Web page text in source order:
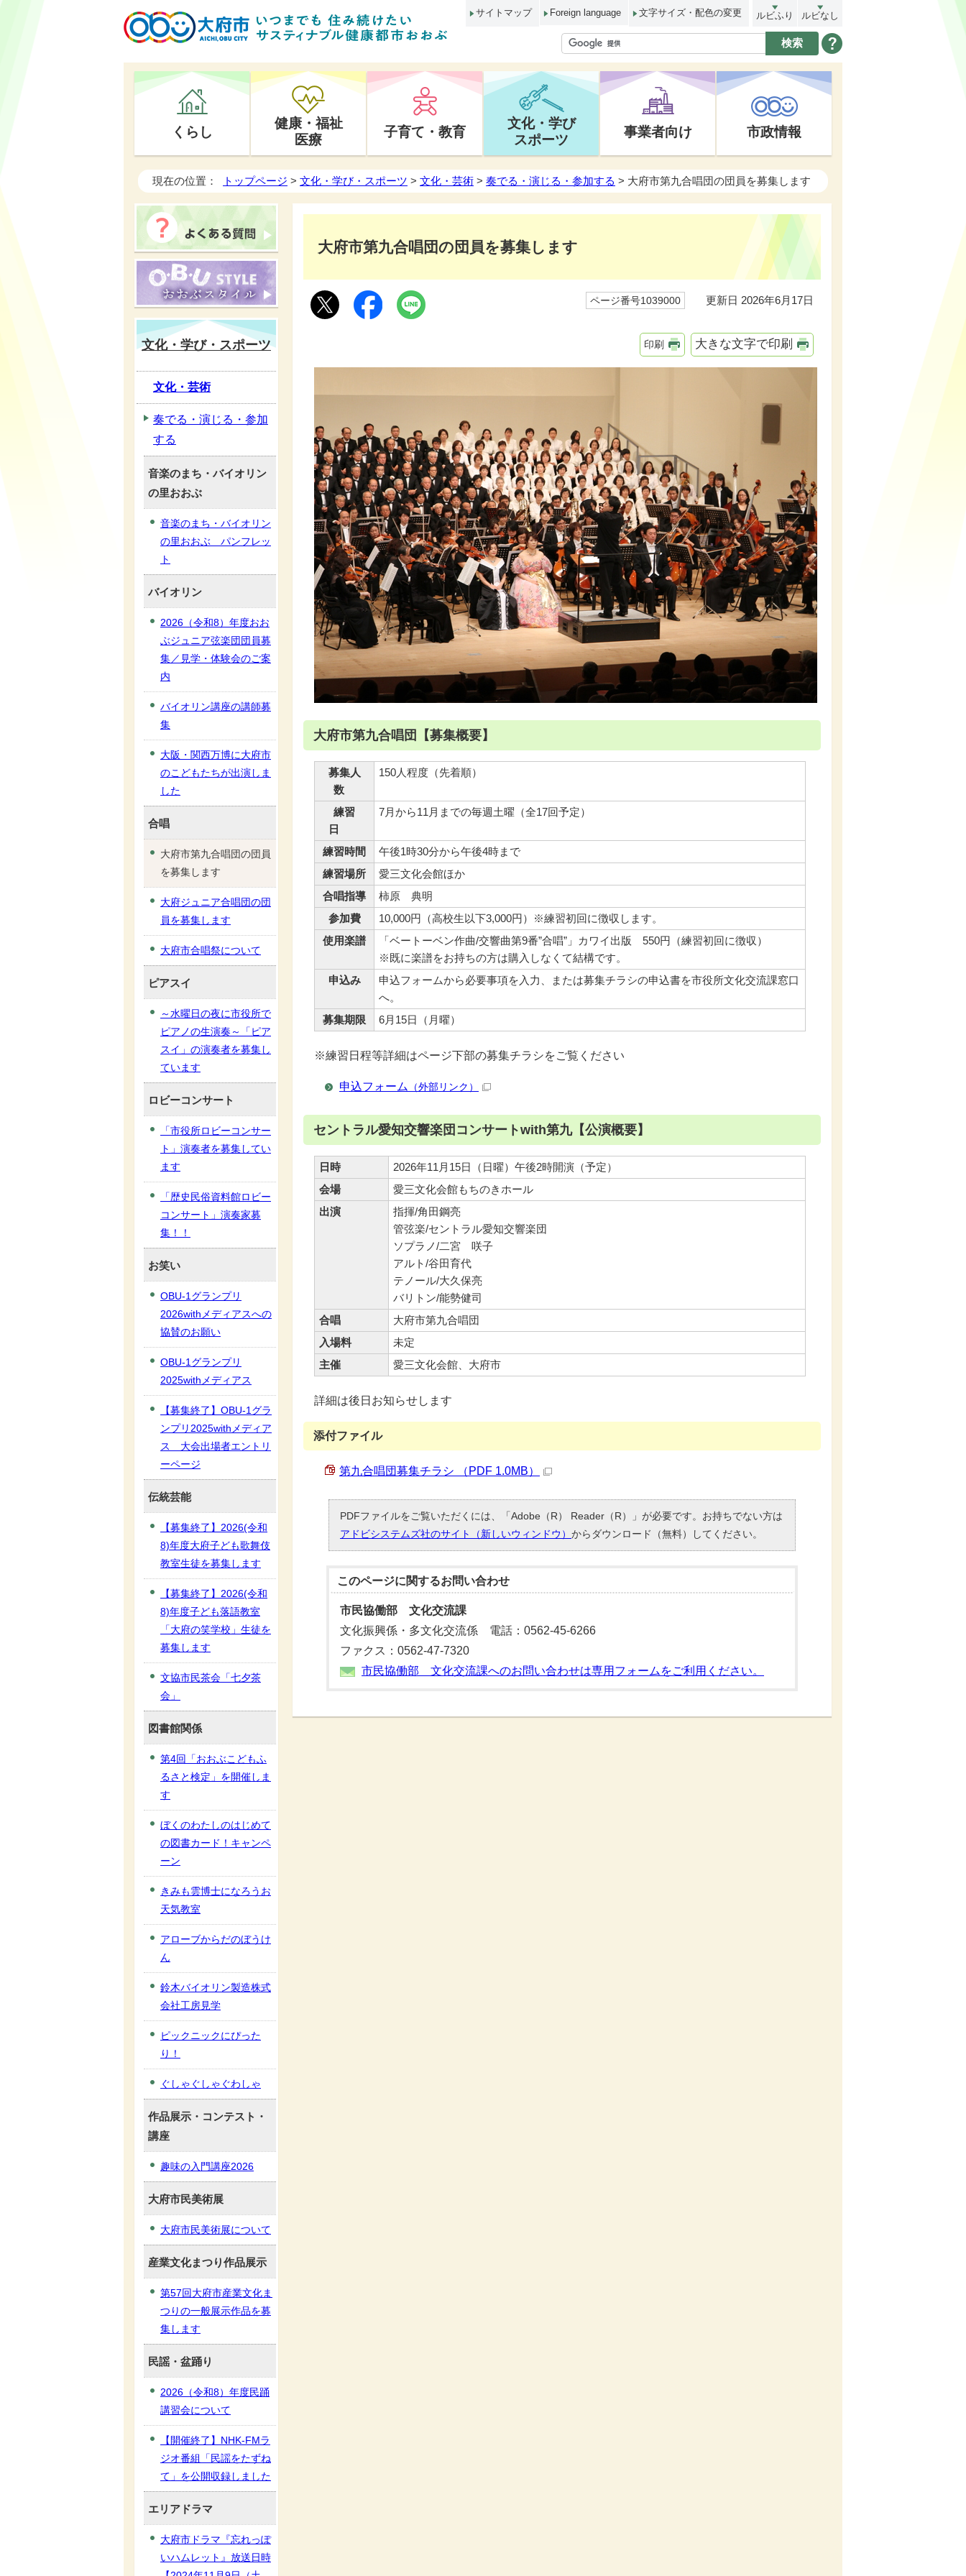
サイトマップ Foreign language 文字サイズ・配色の変更 ルビふり ルビなし
くらし
健康・福祉
医療
子育て・教育
文化・学び
スポーツ
事業者向け 市政情報
現在の位置： トップページ > 文化・学び・スポーツ > 文化・芸術 > 奏でる・演じる・参加する > 大府市第九合唱団の団員を募集します
大府市第九合唱団の団員を募集します
ページ番号1039000 更新日 2026年6月17日
印刷 大きな文字で印刷
大府市第九合唱団【募集概要】
募集人
数
150人程度（先着順）
練習
日
7月から11月までの毎週土曜（全17回予定）
練習時間
午後1時30分から午後4時まで
練習場所
愛三文化会館ほか
合唱指導
柿原 典明
参加費
10,000円（高校生以下3,000円）※練習初回に徴収します。
使用楽譜
「ベートーベン作曲/交響曲第9番”合唱”」カワイ出版 550円（練習初回に徴収）
※既に楽譜をお持ちの方は購入しなくて結構です。
申込み
申込フォームから必要事項を入力、または募集チラシの申込書を市役所文化交流課窓口
へ。
募集期限
6月15日（月曜）
※練習日程等詳細はページ下部の募集チラシをご覧ください
申込フォーム （外部リンク）
セントラル愛知交響楽団コンサートwith第九【公演概要】
日時
2026年11月15日（日曜）午後2時開演（予定）
会場
愛三文化会館もちのきホール
出演
指揮/角田鋼亮
管弦楽/セントラル愛知交響楽団
ソプラノ/二宮 咲子
アルト/谷田育代
テノール/大久保亮
バリトン/能勢健司
合唱
大府市第九合唱団
入場料
未定
主催
愛三文化会館、大府市
詳細は後日お知らせします
添付ファイル
第九合唱団募集チラシ （PDF 1.0MB）
PDFファイルをご覧いただくには、「Adobe（R） Reader（R）」が必要です。お持ちでない方は
アドビシステムズ社のサイト（新しいウィンドウ） からダウンロード（無料）してください。
このページに関するお問い合わせ
市民協働部 文化交流課
文化振興係・多文化交流係 電話：0562-45-6266
ファクス：0562-47-7320
市民協働部 文化交流課へのお問い合わせは専用フォームをご利用ください。
文化・学び・スポーツ
文化・芸術
奏でる・演じる・参加
する
音楽のまち・バイオリン
の里おおぶ
音楽のまち・バイオリン
の里おおぶ パンフレッ
ト
バイオリン
2026（令和8）年度おお
ぶジュニア弦楽団団員募
集／見学・体験会のご案
内
バイオリン講座の講師募
集
大阪・関西万博に大府市
のこどもたちが出演しま
した
合唱
大府市第九合唱団の団員
を募集します
大府ジュニア合唱団の団
員を募集します
大府市合唱祭について
ピアスイ
～水曜日の夜に市役所で
ピアノの生演奏～「ピア
スイ」の演奏者を募集し
ています
ロビーコンサート
「市役所ロビーコンサー
ト」演奏者を募集してい
ます
「歴史民俗資料館ロビー
コンサート」演奏家募
集！！
お笑い
OBU-1グランプリ
2026withメディアスへの
協賛のお願い
OBU-1グランプリ
2025withメディアス
【募集終了】OBU-1グラ
ンプリ2025withメディア
ス 大会出場者エントリ
ーページ
伝統芸能
【募集終了】2026(令和
8)年度大府子ども歌舞伎
教室生徒を募集します
【募集終了】2026(令和
8)年度子ども落語教室
「大府の笑学校」生徒を
募集します
文協市民茶会「七夕茶
会」
図書館関係
第4回「おおぶこどもふ
るさと検定」を開催しま
す
ぼくのわたしのはじめて
の図書カード！キャンペ
ーン
きみも雲博士になろうお
天気教室
アローブからだのぼうけ
ん
鈴木バイオリン製造株式
会社工房見学
ピックニックにぴった
り！
ぐしゃぐしゃぐわしゃ
作品展示・コンテスト・
講座
趣味の入門講座2026
大府市民美術展
大府市民美術展について
産業文化まつり作品展示
第57回大府市産業文化ま
つりの一般展示作品を募
集します
民謡・盆踊り
2026（令和8）年度民踊
講習会について
【開催終了】NHK-FMラ
ジオ番組「民謡をたずね
て」を公開収録しました
エリアドラマ
大府市ドラマ『忘れっぽ
いハムレット』放送日時